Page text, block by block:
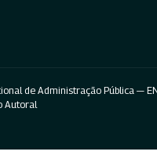
de Administração Pública —
Autoral